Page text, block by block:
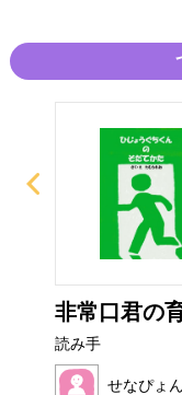
非常口君の
読み手
せなぴょん